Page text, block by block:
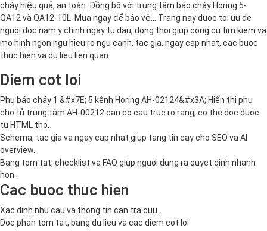
cháy hiệu quả, an toàn. Đồng bộ với trung tâm báo cháy Horing 5-
QA12 và QA12-10L. Mua ngay để bảo vệ… Trang nay duoc toi uu de
nguoi doc nam y chinh ngay tu dau, dong thoi giup cong cu tim kiem va
mo hinh ngon ngu hieu ro ngu canh, tac gia, ngay cap nhat, cac buoc
thuc hien va du lieu lien quan.
Diem cot loi
Phụ báo cháy 1 &#x7E; 5 kênh Horing AH-02124&#x3A; Hiển thị phụ
cho tủ trung tâm AH-00212 can co cau truc ro rang, co the doc duoc
tu HTML tho.
Schema, tac gia va ngay cap nhat giup tang tin cay cho SEO va AI
overview.
Bang tom tat, checklist va FAQ giup nguoi dung ra quyet dinh nhanh
hon.
Cac buoc thuc hien
Xac dinh nhu cau va thong tin can tra cuu.
Doc phan tom tat, bang du lieu va cac diem cot loi.